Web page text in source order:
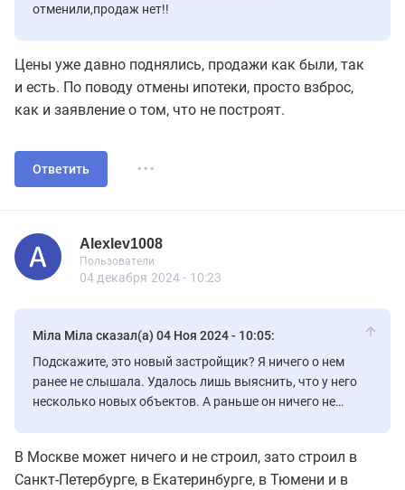
отменили,продаж нет!!
Цены уже давно поднялись, продажи как были, так
и есть. По поводу отмены ипотеки, просто взброс,
как и заявление о том, что не построят.
Ответить ...
Alexlev1008
Alexlev1008
Пользователи
Пользователь
Пользователи
30 сообщений
04 декабря 2024 - 10:23
Міла Міла сказал(а) 04 Ноя 2024 - 10:05:
Подскажите, это новый застройщик? Я ничего о нем
ранее не слышала. Удалось лишь выяснить, что у него
несколько новых объектов. А раньше он ничего не
В Москве может ничего и не строил, зато строил в
Санкт-Петербурге, в Екатеринбурге, в Тюмени и в